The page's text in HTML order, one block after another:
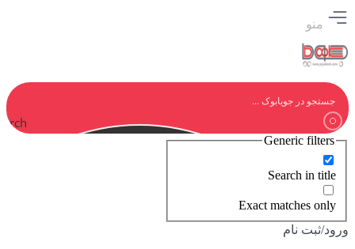
منو
Generic filters
Search in title
Exact matches only
ورود/ثبت نام